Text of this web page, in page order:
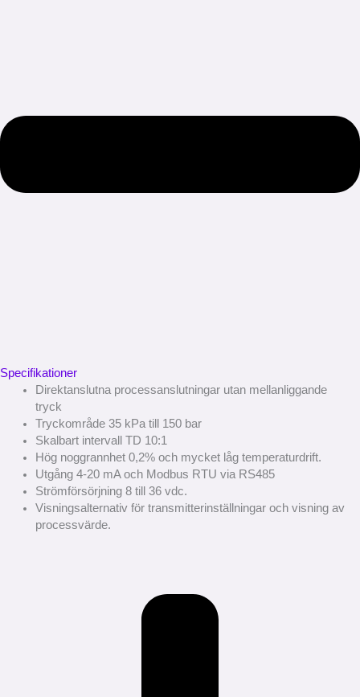
Specifikationer
Direktanslutna processanslutningar utan mellanliggande
tryck
Tryckområde 35 kPa till 150 bar
Skalbart intervall TD 10:1
Hög noggrannhet 0,2% och mycket låg temperaturdrift.
Utgång 4-20 mA och Modbus RTU via RS485
Strömförsörjning 8 till 36 vdc.
Visningsalternativ för transmitterinställningar och visning av
processvärde.